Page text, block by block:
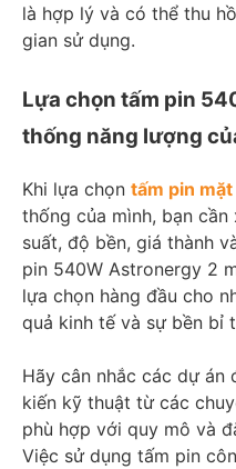
là hợp lý và có thể thu
gian sử dụng.
Lựa chọn tấm pin
thống năng lượng
Khi lựa chọn tấm pin
thống của mình, bạn
suất, độ bền, giá thành
pin 540W Astronergy 2
lựa chọn hàng đầu cho
quả kinh tế và sự bền bỉ
Hãy cân nhắc các dự án
kiến kỹ thuật từ các
phù hợp với quy mô và
Việc sử dụng tấm pin